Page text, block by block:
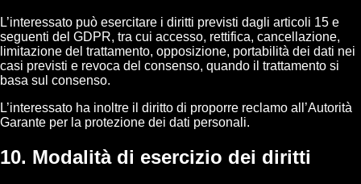
L’interessato può esercitare i diritti previsti dagli articoli 15 e
seguenti del GDPR, tra cui accesso, rettifica, cancellazione,
limitazione del trattamento, opposizione, portabilità dei dati nei
casi previsti e revoca del consenso, quando il trattamento si
basa sul consenso.
L’interessato ha inoltre il diritto di proporre reclamo all’Autorità
Garante per la protezione dei dati personali.
10. Modalità di esercizio dei diritti